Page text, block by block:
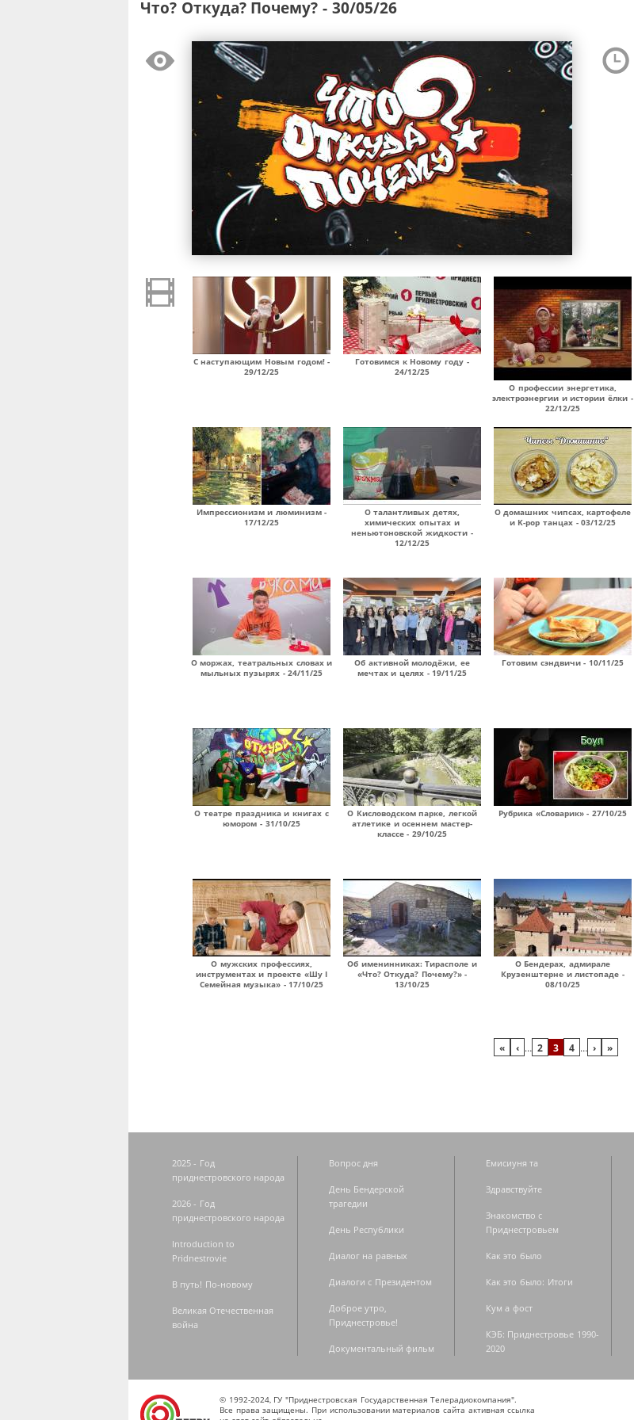
Что? Откуда? Почему? - 30/05/26
С наступающим Новым годом! -
29/12/25
Готовимся к Новому году -
24/12/25
О профессии энергетика,
электроэнергии и истории ёлки -
22/12/25
Импрессионизм и люминизм -
17/12/25
О талантливых детях,
химических опытах и
неньютоновской жидкости -
12/12/25
О домашних чипсах, картофеле
и K-pop танцах - 03/12/25
О моржах, театральных словах и
мыльных пузырях - 24/11/25
Об активной молодёжи, ее
мечтах и целях - 19/11/25
Готовим сэндвичи - 10/11/25
О театре праздника и книгах с
юмором - 31/10/25
О Кисловодском парке, легкой
атлетике и осеннем мастер-
классе - 29/10/25
Рубрика «Словарик» - 27/10/25
О мужских профессиях,
инструментах и проекте «Шу I
Семейная музыка» - 17/10/25
Об именинниках: Тирасполе и
«Что? Откуда? Почему?» -
13/10/25
О Бендерах, адмирале
Крузенштерне и листопаде -
08/10/25
« ‹ … 2 3 4 … › »
2025 - Год
приднестровского народа
2026 - Год
приднестровского народа
Introduction to
Pridnestrovie
В путь! По-новому
Великая Отечественная
война
Вопрос дня
День Бендерской
трагедии
День Республики
Диалог на равных
Диалоги с Президентом
Доброе утро,
Приднестровье!
Документальный фильм
Емисиуня та
Здравствуйте
Знакомство с
Приднестровьем
Как это было
Как это было: Итоги
Кум а фост
КЭБ: Приднестровье 1990-
2020
© 1992-2024, ГУ "Приднестровская Государственная Телерадиокомпания".
Все права защищены. При использовании материалов сайта активная ссылка